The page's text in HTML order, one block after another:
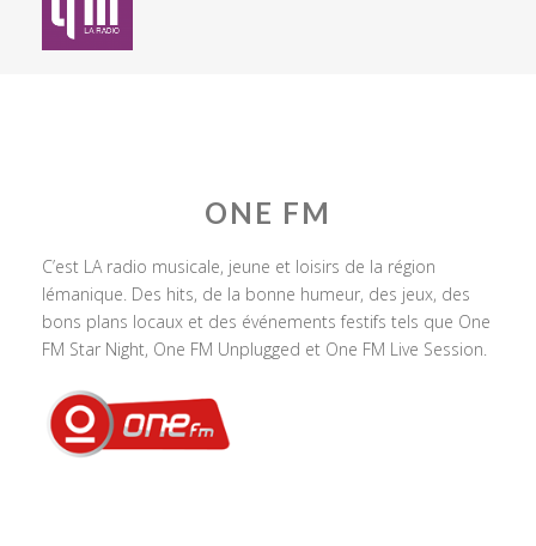
ONE FM
C’est LA radio musicale, jeune et loisirs de la région
lémanique. Des hits, de la bonne humeur, des jeux, des
bons plans locaux et des événements festifs tels que One
FM Star Night, One FM Unplugged et One FM Live Session.